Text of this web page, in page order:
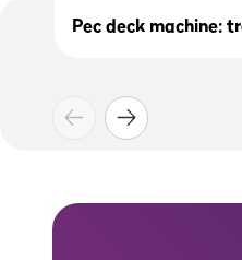
Pec deck machine: